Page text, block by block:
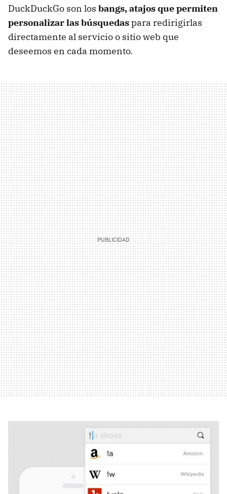
DuckDuckGo son los bangs, atajos que permiten
personalizar las búsquedaspara redirigirlas
directamente al servicio o sitio web que
deseemos en cada momento.